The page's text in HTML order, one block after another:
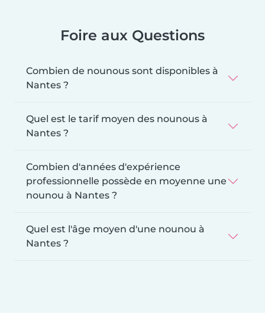
Foire aux Questions
Combien de nounous sont disponibles à
Nantes ?
Quel est le tarif moyen des nounous à
Nantes ?
Combien d'années d'expérience
professionnelle possède en moyenne une
nounou à Nantes ?
Quel est l'âge moyen d'une nounou à
Nantes ?